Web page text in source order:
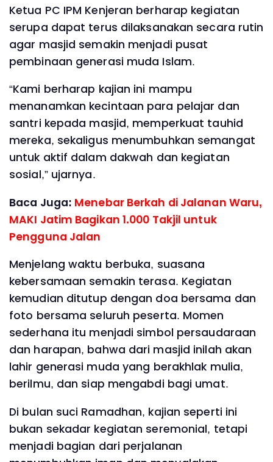
Ketua PC IPM Kenjeran berharap kegiatan
serupa dapat terus dilaksanakan secara rutin
agar masjid semakin menjadi pusat
pembinaan generasi muda Islam.
“Kami berharap kajian ini mampu
menanamkan kecintaan para pelajar dan
santri kepada masjid, memperkuat tauhid
mereka, sekaligus menumbuhkan semangat
untuk aktif dalam dakwah dan kegiatan
sosial,” ujarnya.
Baca Juga: Menebar Berkah di Jalanan Waru,
MAKI Jatim Bagikan 1.000 Takjil untuk
Pengguna Jalan
Menjelang waktu berbuka, suasana
kebersamaan semakin terasa. Kegiatan
kemudian ditutup dengan doa bersama dan
foto bersama seluruh peserta. Momen
sederhana itu menjadi simbol persaudaraan
dan harapan, bahwa dari masjid inilah akan
lahir generasi muda yang berakhlak mulia,
berilmu, dan siap mengabdi bagi umat.
Di bulan suci Ramadhan, kajian seperti ini
bukan sekadar kegiatan seremonial, tetapi
menjadi bagian dari perjalanan